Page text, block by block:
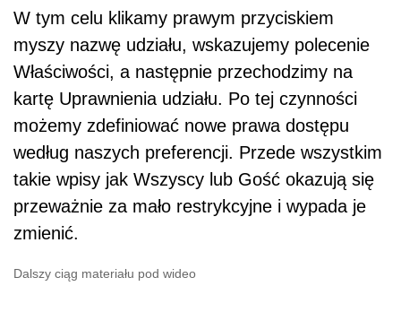
W tym celu klikamy prawym przyciskiem
myszy nazwę udziału, wskazujemy polecenie
Właściwości, a następnie przechodzimy na
kartę Uprawnienia udziału. Po tej czynności
możemy zdefiniować nowe prawa dostępu
według naszych preferencji. Przede wszystkim
takie wpisy jak Wszyscy lub Gość okazują się
przeważnie za mało restrykcyjne i wypada je
zmienić.
Dalszy ciąg materiału pod wideo